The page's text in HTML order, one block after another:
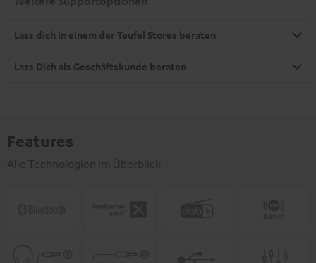
Lass dich in einem der Teufel Stores beraten
Lass Dich als Geschäftskunde beraten
Features
Alle Technologien im Überblick